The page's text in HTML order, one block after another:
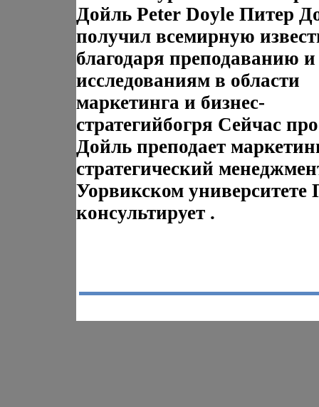
Дойль Peter Doyle Питер
получил всемирную
благодаря преподаванию и
исследованиям в области
маркетинга и бизнес-
стратегийбогря Сейчас
Дойль преподает
стратегический
Уорвикском университете
консультирует .